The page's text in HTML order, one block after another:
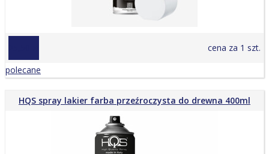
cena za 1 szt.
polecane
HQS spray lakier farba przeźroczysta do drewna 400ml